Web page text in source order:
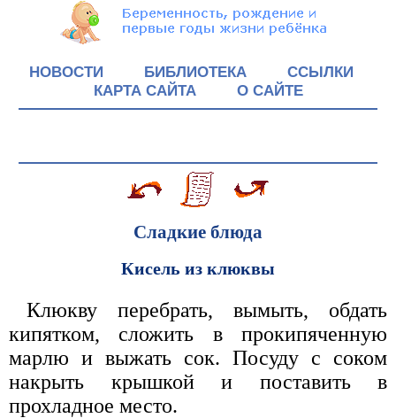
НОВОСТИ БИБЛИОТЕКА
ССЫЛКИ
КАРТА САЙТА
О САЙТЕ
Сладкие блюда
Кисель из клюквы
Клюкву перебрать, вымыть, обдать
кипятком, сложить в прокипяченную
марлю и выжать сок. Посуду с соком
накрыть крышкой и поставить в
прохладное место.